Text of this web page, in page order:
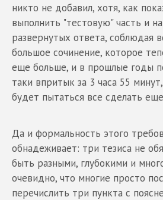
никто не добавил, хотя, как
выполнить "тестовую" часть и
развернутых ответа, соблюдая
большое сочинение, которое
еще больше, и в прошлые годы
таки впритык за 3 часа 55
будет пытаться все сделать
Да и формальность этого
обнадеживает: три тезиса не
быть разными, глубокими и
очевидно, что многие просто
перечислить три пункта с